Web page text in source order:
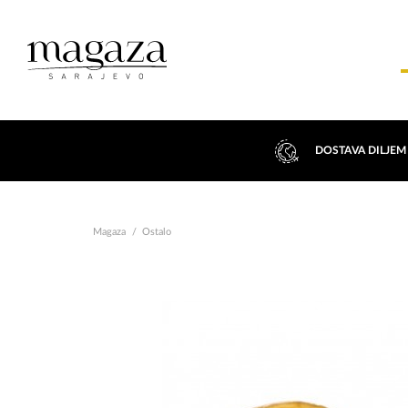
DOSTAVA
Magaza Ostalo